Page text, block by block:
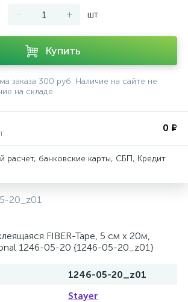
- + шт
Купить
заказа 300 руб. Наличие на сайте не
на складе.
0 ₽
расчет, банковские карты, СБП, Кредит
20_z01
FIBER-Tape, 5 см х 20м,
1246-05-20 {1246-05-20_z01}
1246-05-20_z01
Stayer